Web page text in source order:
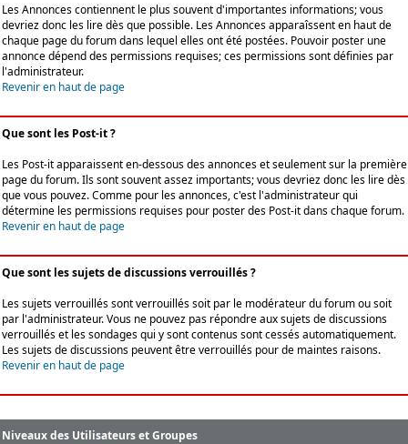
Les Annonces contiennent le plus souvent d'importantes informations; vous
devriez donc les lire dès que possible. Les Annonces apparaîssent en haut de
chaque page du forum dans lequel elles ont été postées. Pouvoir poster une
annonce dépend des permissions requises; ces permissions sont définies par
l'administrateur.
Revenir en haut de page
Que sont les Post-it ?
Les Post-it apparaissent en-dessous des annonces et seulement sur la première
page du forum. Ils sont souvent assez importants; vous devriez donc les lire dès
que vous pouvez. Comme pour les annonces, c'est l'administrateur qui
détermine les permissions requises pour poster des Post-it dans chaque forum.
Revenir en haut de page
Que sont les sujets de discussions verrouillés ?
Les sujets verrouillés sont verrouillés soit par le modérateur du forum ou soit
par l'administrateur. Vous ne pouvez pas répondre aux sujets de discussions
verrouillés et les sondages qui y sont contenus sont cessés automatiquement.
Les sujets de discussions peuvent être verrouillés pour de maintes raisons.
Revenir en haut de page
Niveaux des Utilisateurs et Groupes